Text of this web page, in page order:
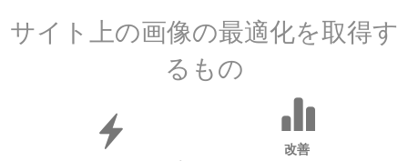
サイト上の画像の最適化を取得す
るもの
改善